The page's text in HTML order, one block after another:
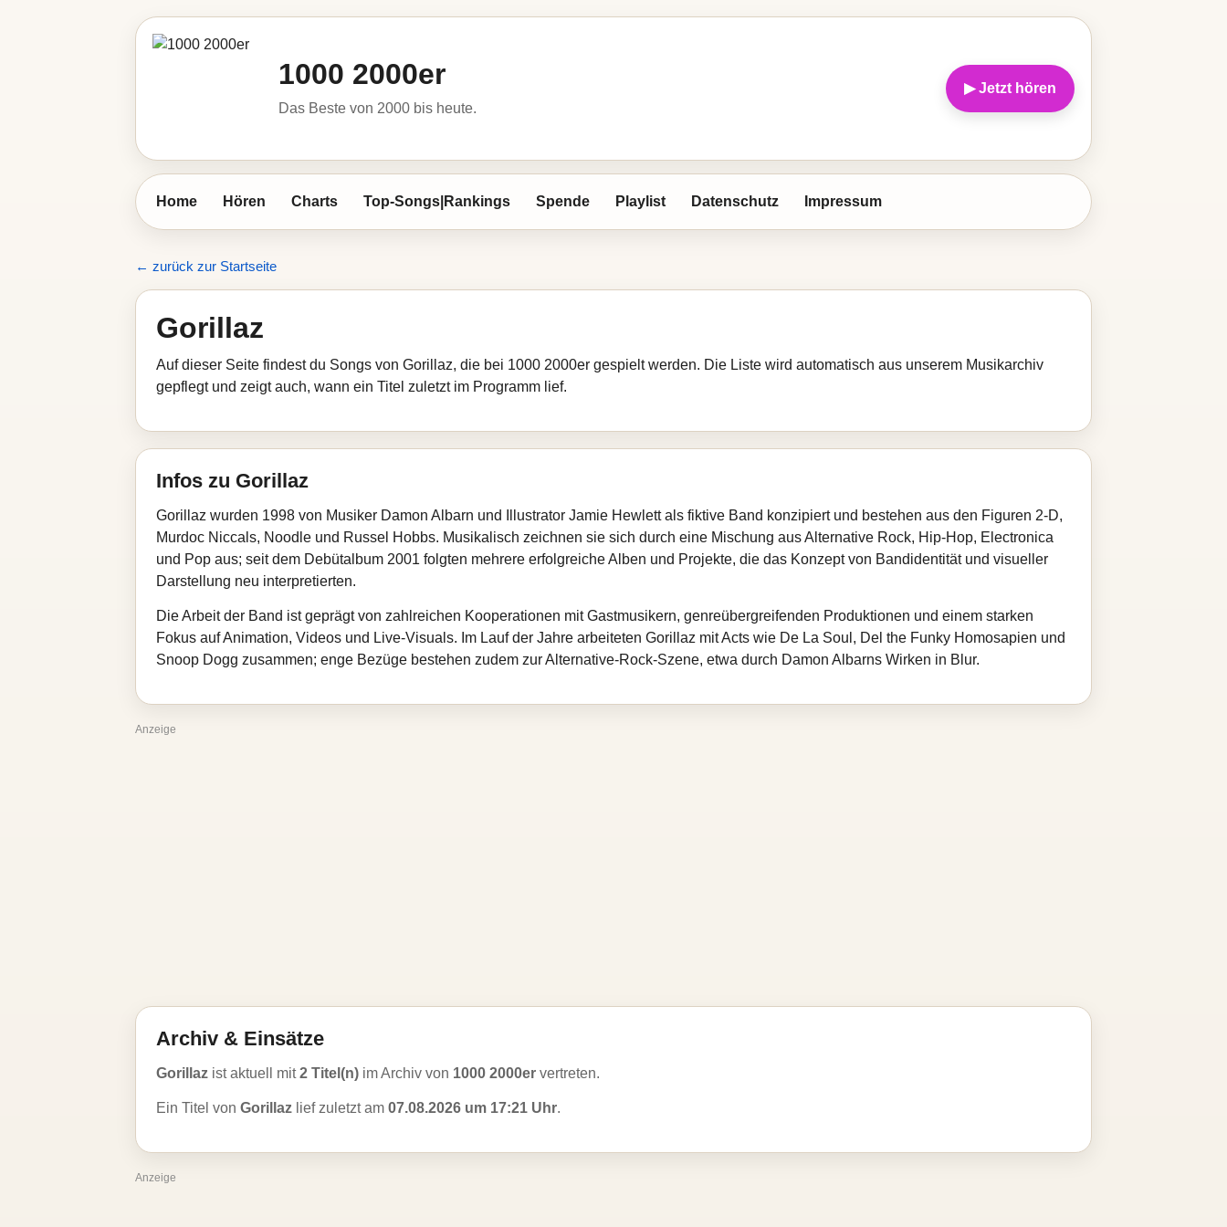
1000 2000er
Das Beste von 2000 bis heute.
▶ Jetzt hören
Home Hören Charts Top-Songs|Rankings Spende Playlist Datenschutz Impressum
← zurück zur Startseite
Gorillaz
Auf dieser Seite findest du Songs von Gorillaz, die bei 1000 2000er gespielt werden. Die Liste wird automatisch aus unserem Musikarchiv
gepflegt und zeigt auch, wann ein Titel zuletzt im Programm lief.
Infos zu Gorillaz
Gorillaz wurden 1998 von Musiker Damon Albarn und Illustrator Jamie Hewlett als fiktive Band konzipiert und bestehen aus den Figuren 2-D,
Murdoc Niccals, Noodle und Russel Hobbs. Musikalisch zeichnen sie sich durch eine Mischung aus Alternative Rock, Hip-Hop, Electronica
und Pop aus; seit dem Debütalbum 2001 folgten mehrere erfolgreiche Alben und Projekte, die das Konzept von Bandidentität und visueller
Darstellung neu interpretierten.
Die Arbeit der Band ist geprägt von zahlreichen Kooperationen mit Gastmusikern, genreübergreifenden Produktionen und einem starken
Fokus auf Animation, Videos und Live-Visuals. Im Lauf der Jahre arbeiteten Gorillaz mit Acts wie De La Soul, Del the Funky Homosapien und
Snoop Dogg zusammen; enge Bezüge bestehen zudem zur Alternative-Rock-Szene, etwa durch Damon Albarns Wirken in Blur.
Anzeige
Archiv & Einsätze
Gorillaz ist aktuell mit2 Titel(n) im Archiv von 1000 2000er vertreten.
Ein Titel von Gorillaz lief zuletzt am 07.08.2026 um 17:21 Uhr.
Anzeige